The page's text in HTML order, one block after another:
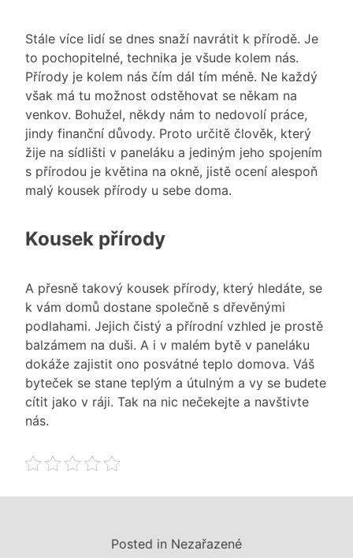
Stále více lidí se dnes snaží navrátit k přírodě. Je
to pochopitelné, technika je všude kolem nás.
Přírody je kolem nás čím dál tím méně. Ne každý
však má tu možnost odstěhovat se někam na
venkov. Bohužel, někdy nám to nedovolí práce,
jindy finanční důvody. Proto určitě člověk, který
žije na sídlišti v paneláku a jediným jeho spojením
s přírodou je květina na okně, jistě ocení alespoň
malý kousek přírody u sebe doma.
Kousek přírody
A přesně takový kousek přírody, který hledáte, se
k vám domů dostane společně s dřevěnými
podlahami. Jejich čistý a přírodní vzhled je prostě
balzámem na duši. A i v malém bytě v paneláku
dokáže zajistit ono posvátné teplo domova. Váš
byteček se stane teplým a útulným a vy se budete
cítit jako v ráji. Tak na nic nečekejte a navštivte
nás.
Posted in Nezařazené